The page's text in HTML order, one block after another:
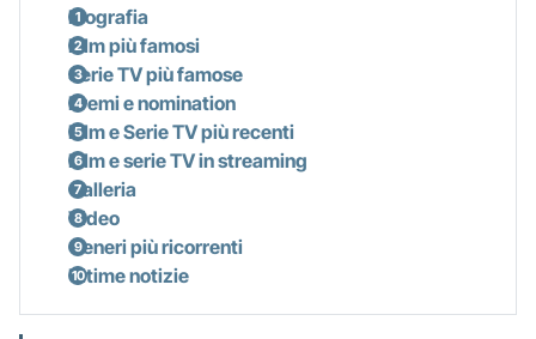
Biografia
Film più famosi
Serie TV più famose
Premi e nomination
Film e Serie TV più recenti
Film e serie TV in streaming
Galleria
Video
Generi più ricorrenti
Ultime notizie